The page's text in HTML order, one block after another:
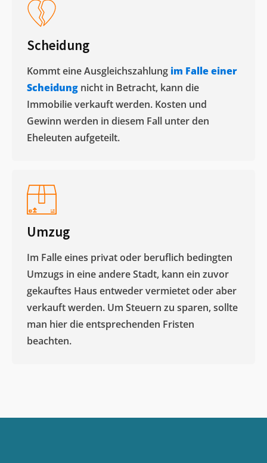
Scheidung
Kommt eine Ausgleichszahlung im Falle einer
Scheidung nicht in Betracht, kann die
Immobilie verkauft werden. Kosten und
Gewinn werden in diesem Fall unter den
Eheleuten aufgeteilt.​
Umzug
Im Falle eines privat oder beruflich bedingten
Umzugs in eine andere Stadt, kann ein zuvor
gekauftes Haus entweder vermietet oder aber
verkauft werden. Um Steuern zu sparen, sollte
man hier die entsprechenden Fristen
beachten.